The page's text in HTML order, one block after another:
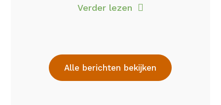
Verder lezen
Alle berichten bekijken